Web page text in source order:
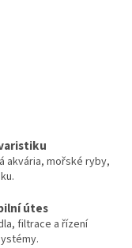
akvária, mořské ryby,
útes
filtrace a řízení